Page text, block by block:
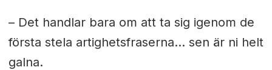
– Det handlar bara om att ta sig igenom de
första stela artighetsfraserna… sen är ni helt
galna.